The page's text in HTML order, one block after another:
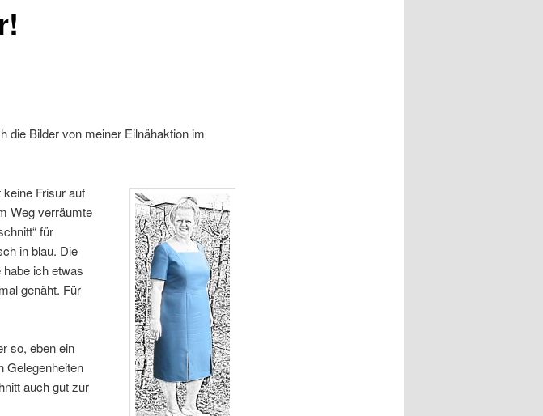
die Bilder von meiner Eilnähaktion im
Frisur auf
Weg verräumte
für
in blau. Die
ich etwas
genäht. Für
so, eben ein
Gelegenheiten
auch gut zur